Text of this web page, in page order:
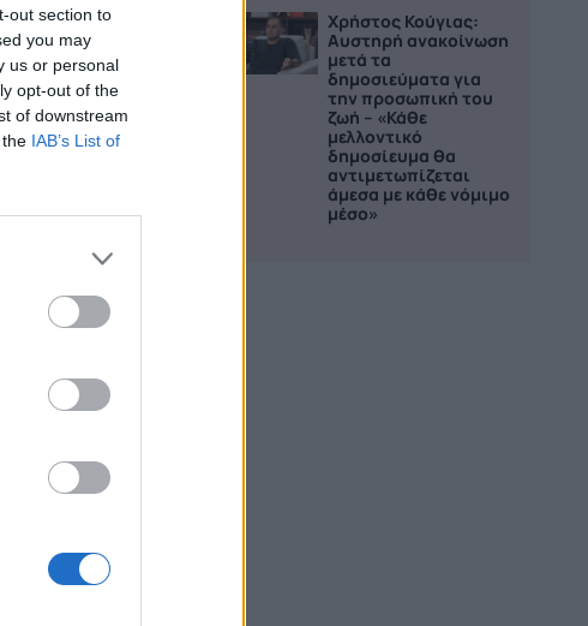
out section to
you may
us or personal
opt-out of the
of downstream
IAB’s List of
Χρήστος Κούγιας:
Αυστηρή ανακοίνωση
μετά τα
δημοσιεύματα για
την προσωπική του
ζωή – «Κάθε
μελλοντικό
δημοσίευμα θα
αντιμετωπίζεται
άμεσα με κάθε νόμιμο
μέσο»